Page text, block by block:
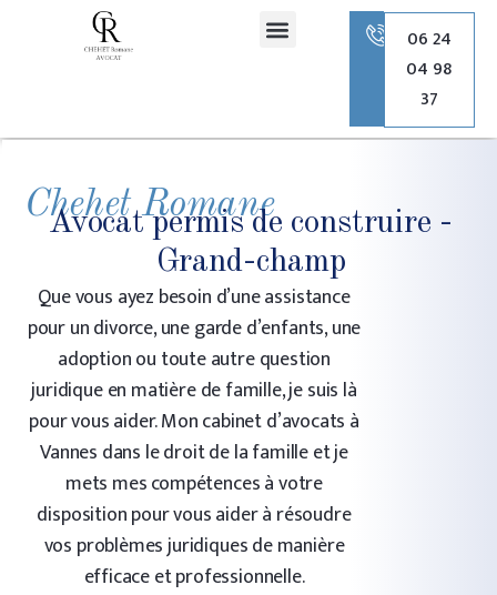
06 24
04 98
37
Chehet Romane
Avocat permis de construire -
Grand-champ
Que vous ayez besoin d’une assistance
pour un divorce, une garde d’enfants, une
adoption ou toute autre question
juridique en matière de famille, je suis là
pour vous aider. Mon cabinet d’avocats à
Vannes dans le droit de la famille et je
mets mes compétences à votre
disposition pour vous aider à résoudre
vos problèmes juridiques de manière
efficace et professionnelle.